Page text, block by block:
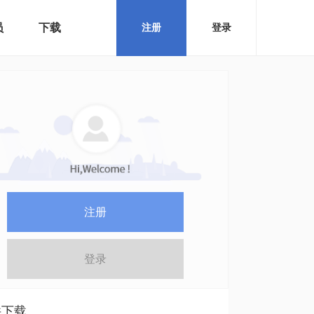
下载 注册 登录
注册
登录
载